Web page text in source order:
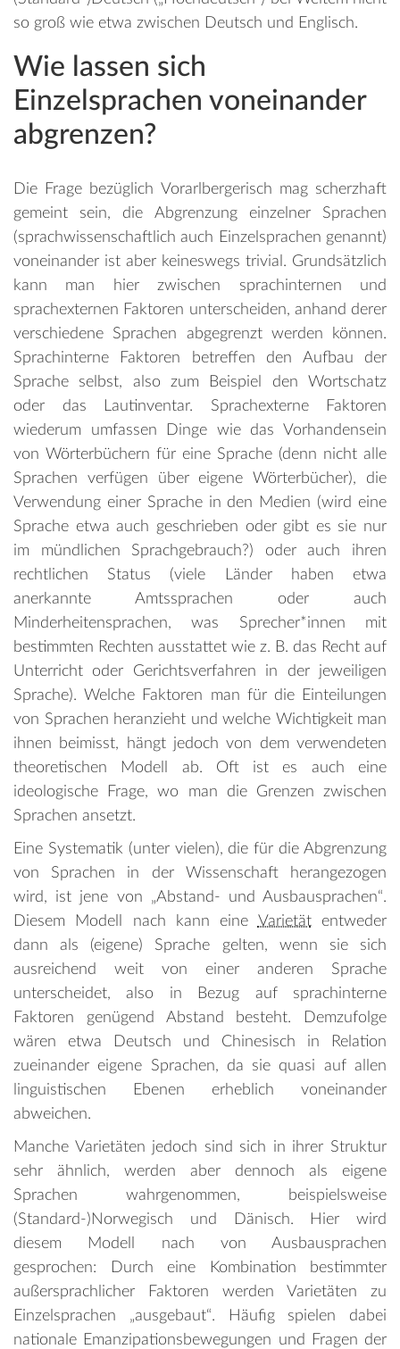
so groß wie etwa zwischen Deutsch und Englisch.
Wie lassen sich
Einzelsprachen voneinander
abgrenzen?
Die Frage bezüglich Vorarlbergerisch mag scherzhaft
gemeint sein, die Abgrenzung einzelner Sprachen
(sprachwissenschaftlich auch Einzelsprachen genannt)
voneinander ist aber keineswegs trivial. Grundsätzlich
kann man hier zwischen sprachinternen und
sprachexternen Faktoren unterscheiden, anhand derer
verschiedene Sprachen abgegrenzt werden können.
Sprachinterne Faktoren betreffen den Aufbau der
Sprache selbst, also zum Beispiel den Wortschatz
oder das Lautinventar. Sprachexterne Faktoren
wiederum umfassen Dinge wie das Vorhandensein
von Wörterbüchern für eine Sprache (denn nicht alle
Sprachen verfügen über eigene Wörterbücher), die
Verwendung einer Sprache in den Medien (wird eine
Sprache etwa auch geschrieben oder gibt es sie nur
im mündlichen Sprachgebrauch?) oder auch ihren
rechtlichen Status (viele Länder haben etwa
anerkannte Amtssprachen oder auch
Minderheitensprachen, was Sprecher*innen mit
bestimmten Rechten ausstattet wie z. B. das Recht auf
Unterricht oder Gerichtsverfahren in der jeweiligen
Sprache). Welche Faktoren man für die Einteilungen
von Sprachen heranzieht und welche Wichtigkeit man
ihnen beimisst, hängt jedoch von dem verwendeten
theoretischen Modell ab. Oft ist es auch eine
ideologische Frage, wo man die Grenzen zwischen
Sprachen ansetzt.
Eine Systematik (unter vielen), die für die Abgrenzung
von Sprachen in der Wissenschaft herangezogen
wird, ist jene von „Abstand- und Ausbausprachen“.
Diesem Modell nach kann eine Varietätentweder
dann als (eigene) Sprache gelten, wenn sie sich
ausreichend weit von einer anderen Sprache
unterscheidet, also in Bezug auf sprachinterne
Faktoren genügend Abstand besteht. Demzufolge
wären etwa Deutsch und Chinesisch in Relation
zueinander eigene Sprachen, da sie quasi auf allen
linguistischen Ebenen erheblich voneinander
abweichen.
Manche Varietäten jedoch sind sich in ihrer Struktur
sehr ähnlich, werden aber dennoch als eigene
Sprachen wahrgenommen, beispielsweise
(Standard-)Norwegisch und Dänisch. Hier wird
diesem Modell nach von Ausbausprachen
gesprochen: Durch eine Kombination bestimmter
außersprachlicher Faktoren werden Varietäten zu
Einzelsprachen „ausgebaut“. Häufig spielen dabei
nationale Emanzipationsbewegungen und Fragen der